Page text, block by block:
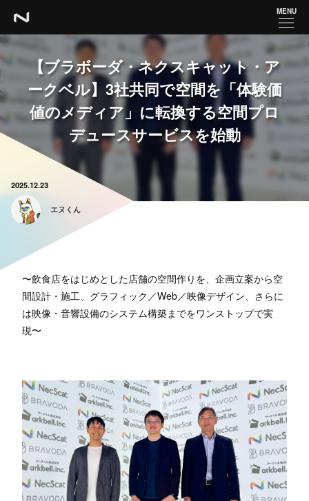
MENU
【ブラボーダ・ネクスキャット・ア
ークベル】3社共同で空間を「体験価
値のメディア」に転換する空間プロ
デュースサービスを始動
2025.12.23
エヌくん
〜飲食店をはじめとした店舗の空間作りを、企画立案から空
間設計・施工、グラフィック／Web／映像デザイン、さらに
は映像・音響設備のシステム構築までをワンストップで実
現〜